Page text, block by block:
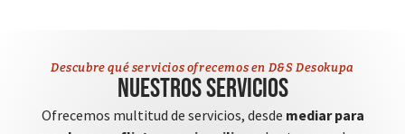
Descubre qué servicios ofrecemos en D&S Desokupa
Nuestros servicios
Ofrecemos multitud de servicios, desde mediar para